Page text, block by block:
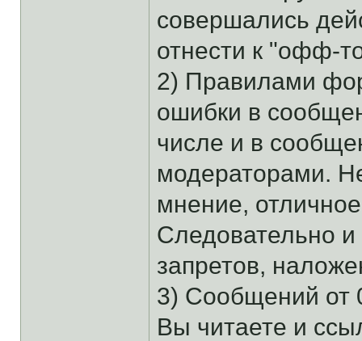
совершались
отнести к "офф-
2) Правилами
ошибки в
числе и в
модераторами.
мнение,
Следовательно и
запретов,
3) Сообщений от
Вы читаете и